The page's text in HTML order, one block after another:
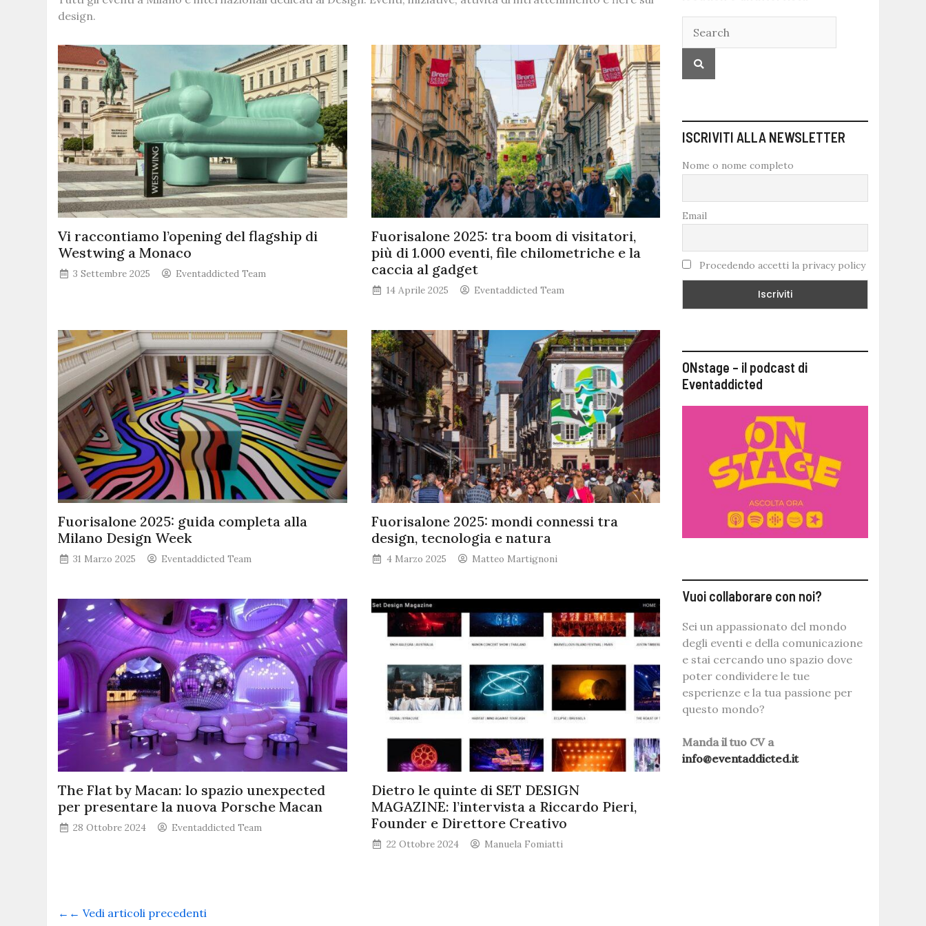
design.
Vi raccontiamo l’opening del flagship di
Westwing a Monaco
3 Settembre 2025 Eventaddicted Team
Fuorisalone 2025: tra boom di visitatori,
più di 1.000 eventi, file chilometriche e la
caccia al gadget
14 Aprile 2025 Eventaddicted Team
Fuorisalone 2025: guida completa alla
Milano Design Week
31 Marzo 2025 Eventaddicted Team
Fuorisalone 2025: mondi connessi tra
design, tecnologia e natura
4 Marzo 2025 Matteo Martignoni
The Flat by Macan: lo spazio unexpected
per presentare la nuova Porsche Macan
28 Ottobre 2024 Eventaddicted Team
Dietro le quinte di SET DESIGN
MAGAZINE: l’intervista a Riccardo Pieri,
Founder e Direttore Creativo
22 Ottobre 2024 Manuela Fomiatti
←← Vedi articoli precedenti
ISCRIVITI ALLA NEWSLETTER
Nome o nome completo
Email
Procedendo accetti la privacy policy
ONstage – il podcast di
Eventaddicted
Vuoi collaborare con noi?
Sei un appassionato del mondo
degli eventi e della comunicazione
e stai cercando uno spazio dove
poter condividere le tue
esperienze e la tua passione per
questo mondo?
Manda il tuo CV a
info@eventaddicted.it